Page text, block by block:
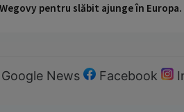
pentru slăbit ajunge în
Google News Facebook